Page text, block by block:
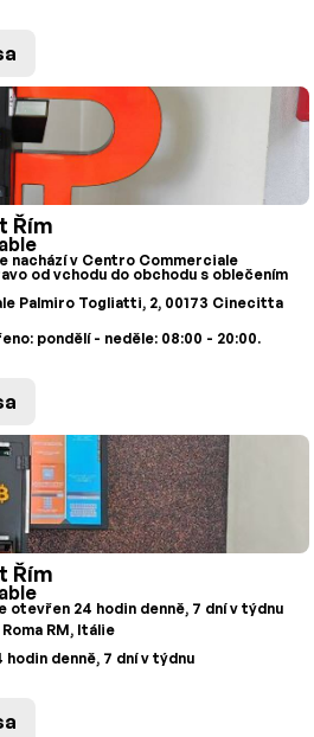
Řím
nachází v Centro Commerciale
od vchodu do obchodu s oblečením
Palmiro Togliatti, 2, 00173 Cinecitta
pondělí - neděle: 08:00 - 20:00.
Řím
24 hodin denně, 7 dní v týdnu
RM, Itálie
denně, 7 dní v týdnu